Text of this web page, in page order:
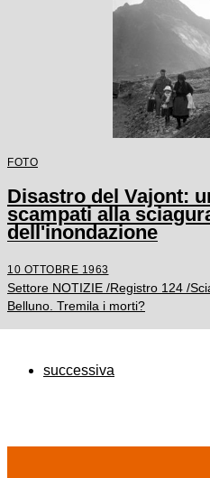
FOTO
Disastro del Vajont:
scampati alla
dell'inondazione
10 OTTOBRE 1963
Settore NOTIZIE /Registro 124 /
Belluno. Tremila i morti?
successiva